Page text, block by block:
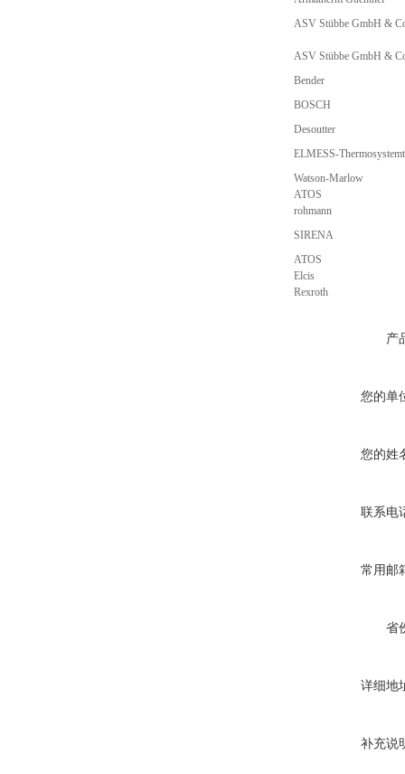
ASV Stübbe GmbH &
ASV Stübbe GmbH &
Bender
BOSCH
Desoutter
ELMESS-
Watson-Marlow
ATOS
rohmann
SIRENA
ATOS
Elcis
Rexroth
产
您的单
您的姓
联系电
常用邮
省
详细地
补充说